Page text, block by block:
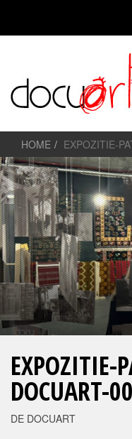
HOME EXPOZITIE-
EXPOZITIE-
DOCUART-00
DE DOCUART